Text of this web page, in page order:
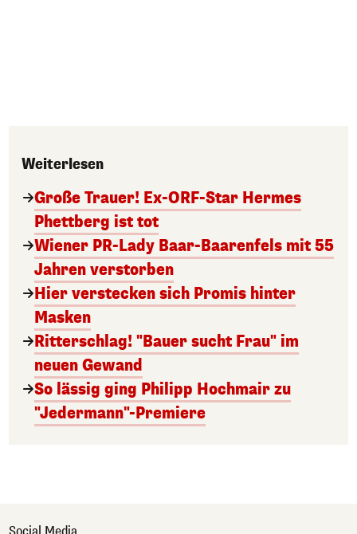
Weiterlesen
Große Trauer! Ex-ORF-Star Hermes
Phettberg ist tot
Wiener PR-Lady Baar-Baarenfels mit 55
Jahren verstorben
Hier verstecken sich Promis hinter
Masken
Ritterschlag! "Bauer sucht Frau" im
neuen Gewand
So lässig ging Philipp Hochmair zu
"Jedermann"-Premiere